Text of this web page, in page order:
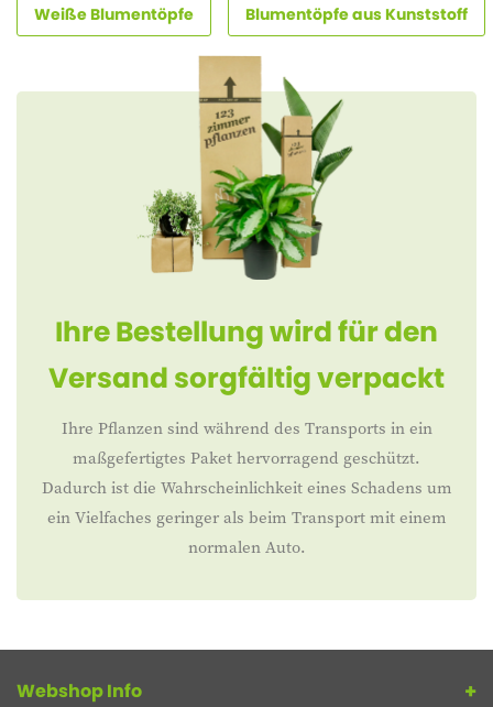
Weiße Blumentöpfe Blumentöpfe aus Kunststoff
Ihre Bestellung wird für den
Versand sorgfältig verpackt
Ihre Pflanzen sind während des Transports in ein
maßgefertigtes Paket hervorragend geschützt.
Dadurch ist die Wahrscheinlichkeit eines Schadens um
ein Vielfaches geringer als beim Transport mit einem
normalen Auto.
Webshop Info